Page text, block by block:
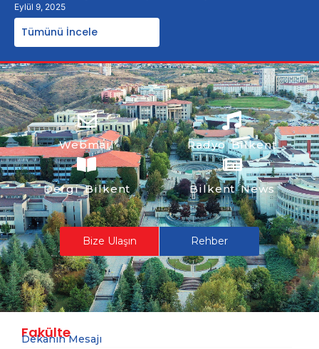
Eylül 9, 2025
Tümünü İncele
Webmail Radyo Bilkent
Dergi Bilkent Bilkent News
Bize Ulaşın Rehber
Fakülte
Dekanın Mesajı